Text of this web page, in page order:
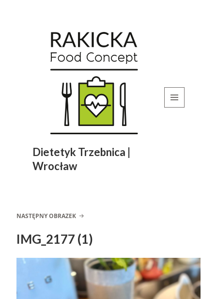
Dietetyk Trzebnica |
Wrocław
NASTĘPNY OBRAZEK
IMG_2177 (1)